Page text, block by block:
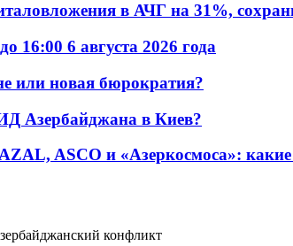
в АЧГ на 31%,
16:00 6 августа 2026 года
или новая бюрократия?
Азербайджана в Киев?
ASCO и «Азеркосмоса»: какие
конфликт